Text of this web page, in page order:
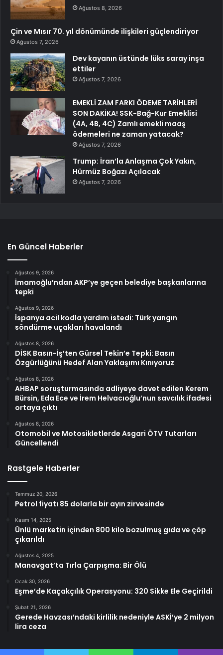
Ağustos 8, 2026
Çin ve Mısır 70. yıl dönümünde ilişkileri güçlendiriyor
Ağustos 7, 2026
Dev kayanın üstünde lüks saray inşa
ettiler
Ağustos 7, 2026
EMEKLİ ZAM FARKI ÖDEME TARİHLERİ
SON DAKİKA! SSK-Bağ-Kur Emeklisi
(4A, 4B, 4C) Zamlı emekli maaş
ödemeleri ne zaman yatacak?
Ağustos 7, 2026
Trump: İran’la Anlaşma Çok Yakın,
Hürmüz Boğazı Açılacak
Ağustos 7, 2026
En Güncel Haberler
Ağustos 9, 2026
İmamoğlu’ndan AKP’ye geçen belediye başkanlarına
tepki
Ağustos 9, 2026
İspanya acil kodla yardım istedi: Türk yangın
söndürme uçakları havalandı
Ağustos 8, 2026
DİSK Basın-İş’ten Gürsel Tekin’e Tepki: Basın
Özgürlüğünü Hedef Alan Yaklaşımı Kınıyoruz
Ağustos 8, 2026
AHBAP soruşturmasında adliyeye davet edilen Kerem
Bürsin, Eda Ece ve İrem Helvacıoğlu’nun savcılık ifadesi
ortaya çıktı
Ağustos 8, 2026
Otomobil ve Motosikletlerde Asgari ÖTV Tutarları
Güncellendi
Rastgele Haberler
Temmuz 20, 2026
Petrol fiyatı 85 dolarla bir ayın zirvesinde
Kasım 14, 2025
Ünlü marketin içinden 800 kilo bozulmuş gıda ve çöp
çıkarıldı
Ağustos 4, 2025
Manavgat’ta Tırla Çarpışma: Bir Ölü
Ocak 30, 2026
Eşme’de Kaçakçılık Operasyonu: 320 Sikke Ele Geçirildi
Şubat 21, 2026
Gerede Havzası’ndaki kirlilik nedeniyle ASKİ’ye 2 milyon
lira ceza